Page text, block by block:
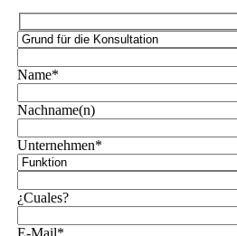
Name*
Nachname(n)
Unternehmen*
¿Cuales?
E-Mail*